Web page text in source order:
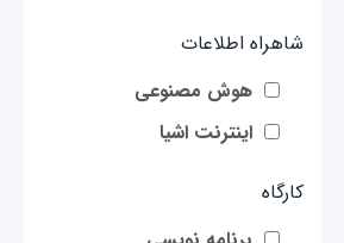
شاهراه اطلاعات
هوش مصنوعی
اینترنت اشیا
کارگاه